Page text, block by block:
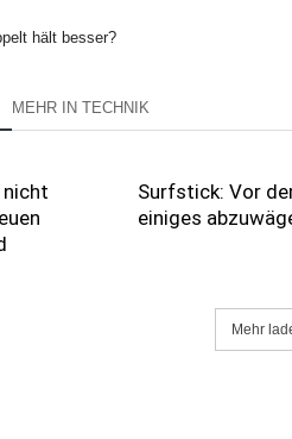
hält besser?
MEHR IN TECHNIK
nicht
Surfstick: Vor
einiges
Mehr